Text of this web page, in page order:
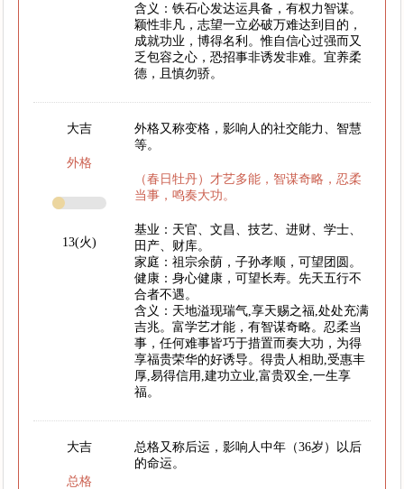
含义：铁石心发达运具备，有权力智谋。
颖性非凡，志望一立必破万难达到目的，
成就功业，博得名利。惟自信心过强而又
乏包容之心，恐招事非诱发非难。宜养柔
德，且慎勿骄。
大吉
外格
13(火)
外格又称变格，影响人的社交能力、智慧
等。
（春日牡丹）才艺多能，智谋奇略，忍柔
当事，鸣奏大功。
基业：天官、文昌、技艺、进财、学士、
田产、财库。
家庭：祖宗余荫，子孙孝顺，可望团圆。
健康：身心健康，可望长寿。先天五行不
合者不遇。
含义：天地溢现瑞气,享天赐之福,处处充满
吉兆。富学艺才能，有智谋奇略。忍柔当
事，任何难事皆巧于措置而奏大功，为得
享福贵荣华的好诱导。得贵人相助,受惠丰
厚,易得信用,建功立业,富贵双全,一生享
福。
大吉
总格
总格又称后运，影响人中年（36岁）以后
的命运。